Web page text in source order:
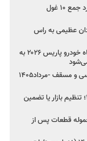
۳ خودروساز چینی برای نخستین بار وارد جمع ۱۰ غول
عظیمی به راس
چینی‌ها به قلب اروپا رسیدند؛ نمایشگاه خودرو پاریس ۲۰۲۶ به
شروع فروش اقساطی زامیاد EX کمپرسی و مسقف -مرداد۱۴۰۵
راز واردات ۷۵ هزار خودرو در سال ۱۴۰۵؛ تنظیم بازار یا تضمین
قطعات پس از